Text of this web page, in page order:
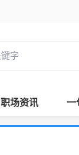
职场资讯 一